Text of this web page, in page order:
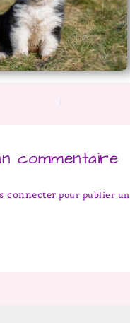
commentaire
connecter pour publier un